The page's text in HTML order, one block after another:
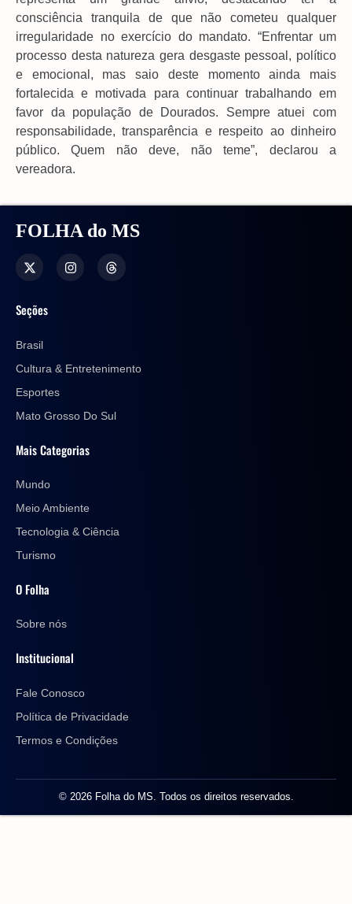
consciência tranquila de que não cometeu qualquer
irregularidade no exercício do mandato. “Enfrentar um
processo desta natureza gera desgaste pessoal, político
e emocional, mas saio deste momento ainda mais
fortalecida e motivada para continuar trabalhando em
favor da população de Dourados. Sempre atuei com
responsabilidade, transparência e respeito ao dinheiro
público. Quem não deve, não teme”, declarou a
vereadora.
FOLHA do MS
Seções
Brasil
Cultura & Entretenimento
Esportes
Mato Grosso Do Sul
Mais Categorias
Mundo
Meio Ambiente
Tecnologia & Ciência
Turismo
O Folha
Sobre nós
Institucional
Fale Conosco
Política de Privacidade
Termos e Condições
© 2026 Folha do MS. Todos os direitos reservados.